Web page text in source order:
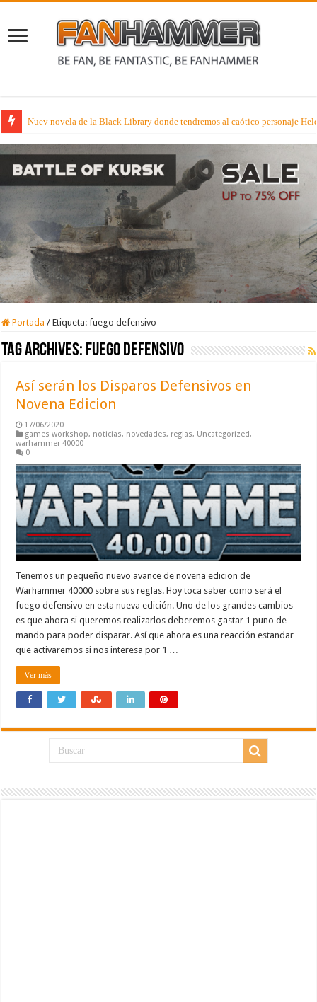
Nuev novela de la Black Library donde tendremos al caótico personaje
Portada / Etiqueta:fuego defensivo
Tag Archives: fuego defensivo
Así serán los Disparos Defensivos en
Novena Edicion
17/06/2020
games workshop, noticias, novedades, reglas, Uncategorized,
warhammer 40000
0
Tenemos un pequeño nuevo avance de novena edicion de
Warhammer 40000 sobre sus reglas. Hoy toca saber como será el
fuego defensivo en esta nueva edición. Uno de los grandes cambios
es que ahora si queremos realizarlos deberemos gastar 1 puno de
mando para poder disparar. Así que ahora es una reacción estandar
que activaremos si nos interesa por 1 …
Ver más